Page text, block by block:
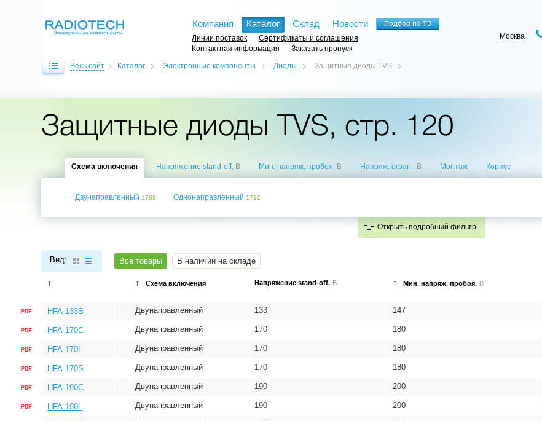
Компания Каталог Склад Новости
Линии поставок
Сертификаты и соглашения
Контактная информация
Заказать пропуск
Москва
Весь сайт Каталог Электронные компоненты Диоды Защитные диоды TVS
Защитные диоды TVS, стр. 120
Схема включения Напряжение stand-off, В Мин. напряж. пробоя, В Напряж. огран., В Монтаж Корпус
Двунаправленный1789 Однонаправленный1712
Открыть подробный фильтр
Вид: Все товары В наличии на складе
↑ ↑ Схема включения Напряжение stand-off, В ↑ Мин. напряж. пробоя, В
HFA-133S Двунаправленный 133 147
HFA-170C Двунаправленный 170 180
HFA-170L Двунаправленный 170 180
HFA-170S Двунаправленный 170 180
HFA-190C Двунаправленный 190 200
HFA-190L Двунаправленный 190 200